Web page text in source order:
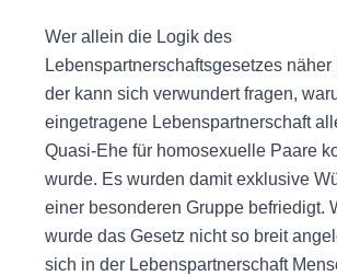
Wer allein die Logik des
Lebenspartnerschaftsgesetzes näher
der kann sich verwundert fragen,
eingetragene Lebenspartnerschaft
Quasi-Ehe für homosexuelle Paare
wurde. Es wurden damit exklusive
einer besonderen Gruppe befriedigt.
wurde das Gesetz nicht so breit
sich in der Lebenspartnerschaft